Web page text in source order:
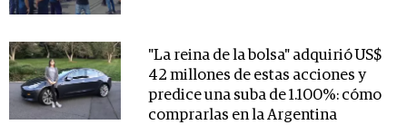
"La reina de la bolsa" adquirió US$
42 millones de estas acciones y
predice una suba de 1.100%: cómo
comprarlas en la Argentina